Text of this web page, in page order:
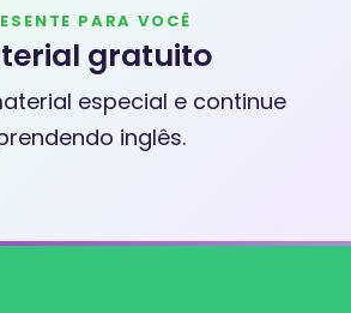
PARA VOCÊ
gratuito
especial e continue
inglês.